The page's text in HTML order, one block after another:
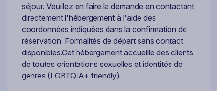
séjour. Veuillez en faire la demande en contactant
directement l'hébergement à l'aide des
coordonnées indiquées dans la confirmation de
réservation. Formalités de départ sans contact
disponibles.Cet hébergement accueille des clients
de toutes orientations sexuelles et identités de
genres (LGBTQIA+ friendly).